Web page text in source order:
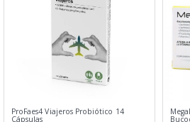
ProFaes4 Viajeros Probiótico 14
Cápsulas